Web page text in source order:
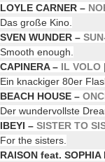
LOYLE CARNER –
Das große Kino.
SVEN WUNDER –
Smooth enough.
CAPINERA – IL VOLO
Ein knackiger 80er
BEACH HOUSE –
Der wundervollste
IBEYI – SISTER TO
For the sisters.
RAISON feat. SOPHIA